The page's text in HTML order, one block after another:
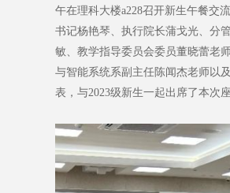
午在理科大楼a228召开新生午餐交
书记杨艳琴、执行院长蒲戈光、分
敏、教学指导委员会委员董晓蕾老
与智能系统系副主任陈闻杰老师以
表，与2023级新生一起出席了本次座